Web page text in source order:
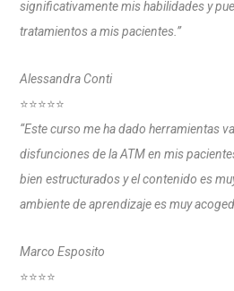
significativamente mis habilidades y
tratamientos a mis pacientes.”
Alessandra Conti
⭐⭐⭐⭐⭐
“Este curso me ha dado herramientas
disfunciones de la ATM en mis
bien estructurados y el contenido es
ambiente de aprendizaje es muy
Marco Esposito
⭐⭐⭐⭐